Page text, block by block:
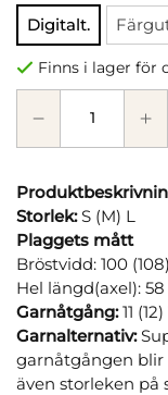
Digitalt.
Finns i lager för
Storlek:S (M) L
Plaggets mått
Bröstvidd: 100
Hel längd(axel):
Garnåtgång:11
Garnalternativ:
garnåtgången
även storleken på